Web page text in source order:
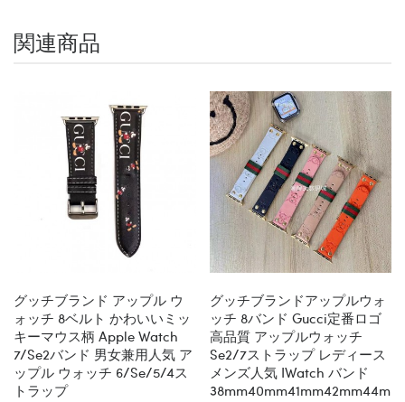
関連商品
グッチブランド アップル ウ
ォッチ 8ベルト かわいいミッ
キーマウス柄 Apple Watch
7/se2バンド 男女兼用人気 ア
ップル ウォッチ 6/se/5/4ス
トラップ
グッチブランドアップルウォ
ッチ 8バンド Gucci定番ロゴ
高品質 アップルウォッチ
Se2/7ストラップ レディース
メンズ人気 IWatch バンド